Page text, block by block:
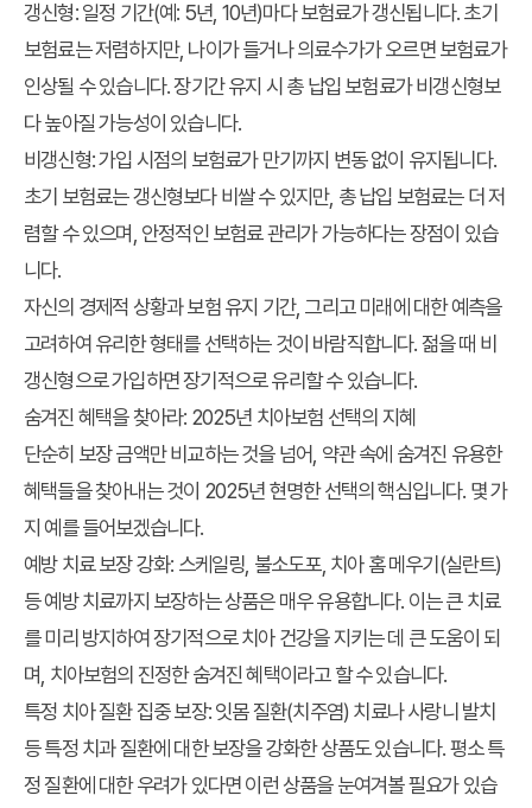
갱신형: 일정 기간(예: 5년, 10년)마다 보험료가 갱신됩니다. 초기
보험료는 저렴하지만, 나이가 들거나 의료수가가 오르면 보험료가
인상될 수 있습니다. 장기간 유지 시 총 납입 보험료가 비갱신형보
다 높아질 가능성이 있습니다.
비갱신형: 가입 시점의 보험료가 만기까지 변동 없이 유지됩니다.
초기 보험료는 갱신형보다 비쌀 수 있지만, 총 납입 보험료는 더 저
렴할 수 있으며, 안정적인 보험료 관리가 가능하다는 장점이 있습
니다.
자신의 경제적 상황과 보험 유지 기간, 그리고 미래에 대한 예측을
고려하여 유리한 형태를 선택하는 것이 바람직합니다. 젊을 때 비
갱신형으로 가입하면 장기적으로 유리할 수 있습니다.
숨겨진 혜택을 찾아라: 2025년 치아보험 선택의 지혜
단순히 보장 금액만 비교하는 것을 넘어, 약관 속에 숨겨진 유용한
혜택들을 찾아내는 것이 2025년 현명한 선택의 핵심입니다. 몇 가
지 예를 들어보겠습니다.
예방 치료 보장 강화: 스케일링, 불소도포, 치아 홈 메우기(실란트)
등 예방 치료까지 보장하는 상품은 매우 유용합니다. 이는 큰 치료
를 미리 방지하여 장기적으로 치아 건강을 지키는 데 큰 도움이 되
며, 치아보험의 진정한숨겨진 혜택이라고 할 수 있습니다.
특정 치아 질환 집중 보장: 잇몸 질환(치주염) 치료나 사랑니 발치
등 특정 치과 질환에 대한 보장을 강화한 상품도 있습니다. 평소 특
정 질환에 대한 우려가 있다면 이런 상품을 눈여겨볼 필요가 있습